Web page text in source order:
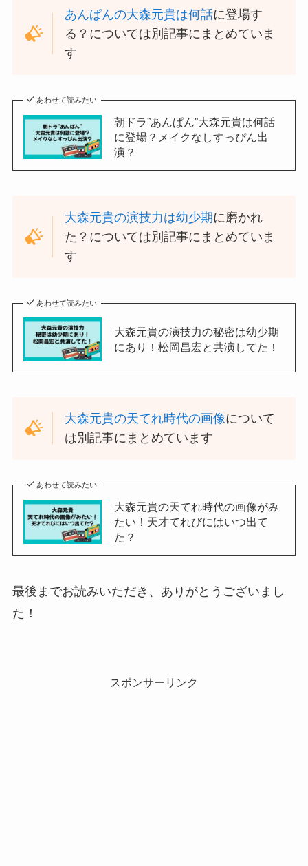
あんぱんの大森元貴は何話に登場す
る？については別記事にまとめていま
す
あわせて読みたい
朝ドラ”あんぱん”大森元貴は何話
に登場？メイクなしすっぴん出
演？
大森元貴の演技力は幼少期に磨かれ
た？については別記事にまとめていま
す
あわせて読みたい
大森元貴の演技力の秘密は幼少期
にあり！松岡昌宏と共演してた！
大森元貴の天てれ時代の画像について
は別記事にまとめています
あわせて読みたい
大森元貴の天てれ時代の画像がみ
たい！天才てれびにはいつ出て
た？
最後までお読みいただき、ありがとうございまし
た！
スポンサーリンク